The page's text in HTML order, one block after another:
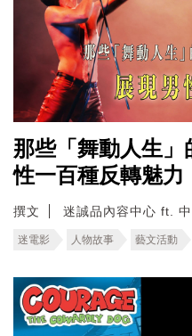
那些「舞動人生」
性一百種反轉魅力
撰文 迷誠品內容中心 ft.
迷電影 人物故事 藝文活動